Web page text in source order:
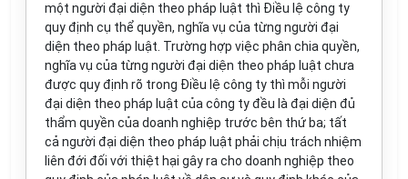
một người đại diện theo pháp luật thì Điều lệ công ty
quy định cụ thể quyền, nghĩa vụ của từng người đại
diện theo pháp luật. Trường hợp việc phân chia quyền,
nghĩa vụ của từng người đại diện theo pháp luật chưa
được quy định rõ trong Điều lệ công ty thì mỗi người
đại diện theo pháp luật của công ty đều là đại diện đủ
thẩm quyền của doanh nghiệp trước bên thứ ba; tất
cả người đại diện theo pháp luật phải chịu trách nhiệm
liên đới đối với thiệt hại gây ra cho doanh nghiệp theo